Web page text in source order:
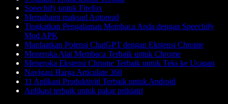
Speechify untuk Firefox
Memahami maksud Autoread
Tingkatkan Pengalaman Membaca Anda dengan Speechify
Mod APK
Manfaatkan Potensi ChatGPT dengan Ekstensi Chrome
Meneroka Alat Membaca Terbaik untuk Chrome
Meneroka Ekstensi Chrome Terbaik untuk Teks ke Ucapan
Navigasi Harga Articulate 360
11 Aplikasi Produktiviti Terbaik untuk Android
Aplikasi terbaik untuk pakar psikiatri